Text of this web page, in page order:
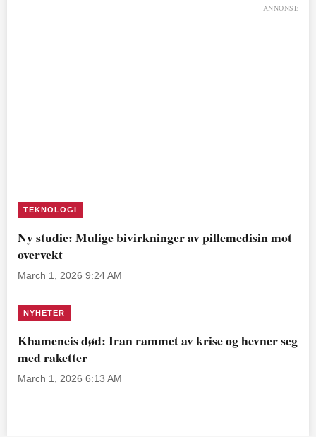
ANNONSE
TEKNOLOGI
Ny studie: Mulige bivirkninger av pillemedisin mot
overvekt
March 1, 2026 9:24 AM
NYHETER
Khameneis død: Iran rammet av krise og hevner seg
med raketter
March 1, 2026 6:13 AM